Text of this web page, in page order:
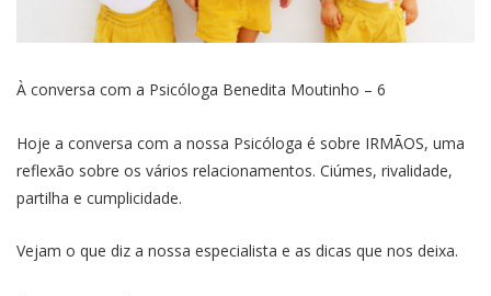
À conversa com a Psicóloga Benedita Moutinho – 6
Hoje a conversa com a nossa Psicóloga é sobre IRMÃOS, uma
reflexão sobre os vários relacionamentos. Ciúmes, rivalidade,
partilha e cumplicidade.
Vejam o que diz a nossa especialista e as dicas que nos deixa.